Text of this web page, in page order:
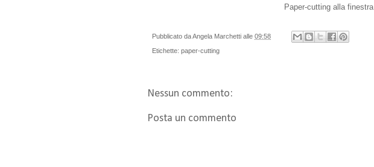
Paper-cutting alla finestra
Pubblicato daAngela Marchetti alle 09:58
Etichette: paper-cutting
Nessun commento:
Posta un commento